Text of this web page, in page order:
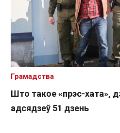
Што такое «прэс-хата»,
адсядзеў 51 дзень
Грамадства